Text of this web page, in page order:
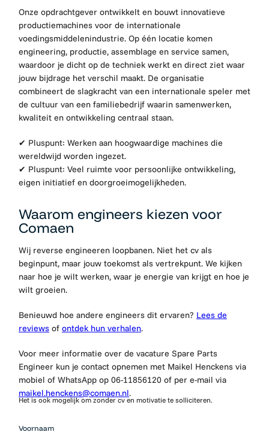
Onze opdrachtgever ontwikkelt en bouwt innovatieve
productiemachines voor de internationale
voedingsmiddelenindustrie. Op één locatie komen
engineering, productie, assemblage en service samen,
waardoor je dicht op de techniek werkt en direct ziet waar
jouw bijdrage het verschil maakt. De organisatie
combineert de slagkracht van een internationale speler met
de cultuur van een familiebedrijf waarin samenwerken,
kwaliteit en ontwikkeling centraal staan.
✔ Pluspunt: Werken aan hoogwaardige machines die
wereldwijd worden ingezet.
✔ Pluspunt: Veel ruimte voor persoonlijke ontwikkeling,
eigen initiatief en doorgroeimogelijkheden.
Waarom engineers kiezen voor
Comaen
Wij reverse engineeren loopbanen. Niet het cv als
beginpunt, maar jouw toekomst als vertrekpunt. We kijken
naar hoe je wilt werken, waar je energie van krijgt en hoe je
wilt groeien.
Benieuwd hoe andere engineers dit ervaren? Lees de
reviews of ontdek hun verhalen.
Voor meer informatie over de vacature Spare Parts
Engineer kun je contact opnemen met Maikel Henckens via
mobiel of WhatsApp op 06-11856120 of per e-mail via
maikel.henckens@comaen.nl.
Het is ook mogelijk om zonder cv en motivatie te solliciteren.
Voornaam
die op zoek